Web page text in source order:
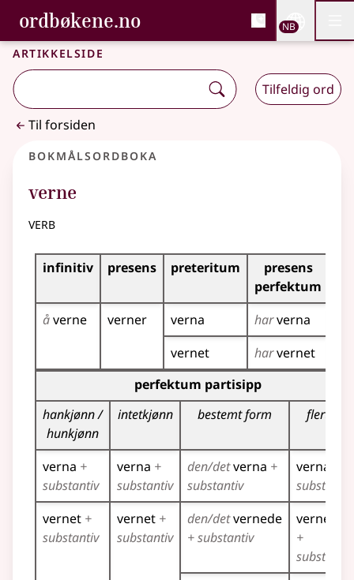
Gå til hovedinnhold
Tilgjengelighet
ordbøkene.no, Bokmålsordboka og
Bokmålsordboka og Nynorskordboka
NB
Artikkelside
Tilfeldig ord
Til forsiden
Bokmålsordboka
verne
verb
Bøyingstabell for dette verbet
infinitiv presens preteritum
presens
perfektum
åverne verner verna harverna
vernet
harvernet
Bøyingstabell for dette verbet (partisippformer)
perfektum partisipp
hankjønn /
hunkjønn
intetkjønn bestemt form flertall
verna +
substantiv
verna +
substantiv
den/detverna +
substantiv
verna
substantiv
vernet +
substantiv
vernet +
substantiv
den/detvernede
+ substantiv
vernede
+
substantiv